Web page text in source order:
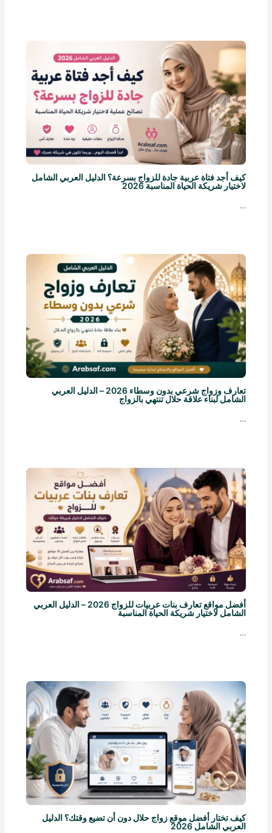
كيف أجد فتاة عربية جادة للزواج بسرعة؟ الدليل العربي الشامل
لاختيار شريكة الحياة المناسبة 2026
…
تعارف وزواج شرعي بدون وسطاء 2026 – الدليل العربي
الشامل لبناء علاقة حلال تنتهي بالزواج
…
أفضل مواقع تعارف بنات عربيات للزواج 2026 – الدليل العربي
الشامل لاختيار شريكة الحياة المناسبة
…
كيف تختار أفضل موقع زواج حلال دون أن تضيع وقتك؟ الدليل
العربي الشامل 2026